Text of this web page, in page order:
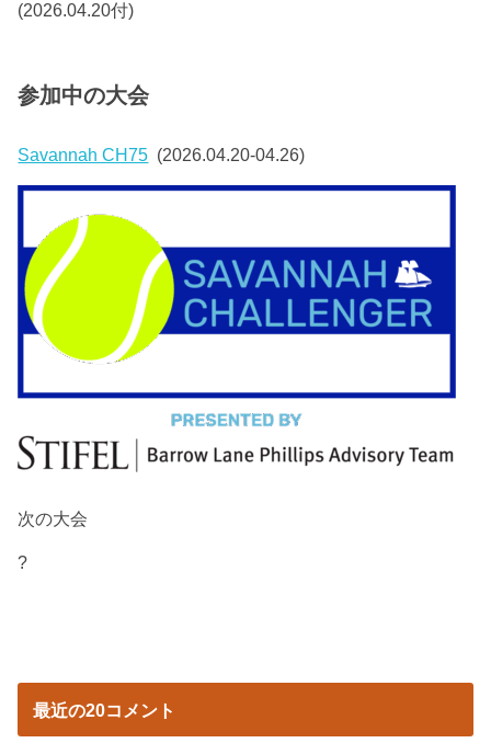
(2026.04.20付)
参加中の大会
Savannah CH75 (2026.04.20-04.26)
次の大会
?
最近の20コメント